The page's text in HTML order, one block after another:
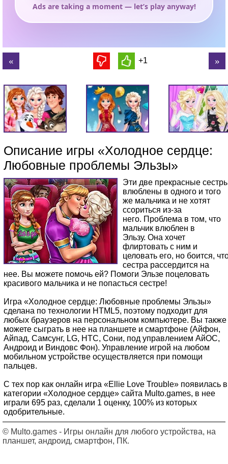
+1
Описание игры «Холодное сердце:
Любовные проблемы Эльзы»
Эти две прекрасные
влюблены в одного и того
же мальчика и не хотят
ссориться из-за
него. Проблема в том, что
мальчик влюблен в
Эльзу. Она хочет
флиртовать с ним и
целовать его, но боится,
сестра рассердится на
нее. Вы можете помочь ей? Помоги Эльзе поцеловать
красивого мальчика и не попасться сестре!
Игра «Холодное сердце: Любовные проблемы Эльзы»
сделана по технологии HTML5, поэтому подходит для
любых браузеров на персональном компьютере. Вы также
можете сыграть в нее на планшете и смартфоне (Айфон,
Айпад, Самсунг, LG, HTC, Сони, под управлением АйОС,
Андроид и Виндовс Фон). Управление игрой на любом
мобильном устройстве осуществляется при помощи
пальцев.
С тех пор как онлайн игра «Ellie Love Trouble» появилась в
категории «Холодное сердце» сайта Multo.games, в нее
играли 695 раз, сделали 1 оценку, 100% из которых
одобрительные.
© Multo.games - Игры онлайн для любого устройства, на
планшет, андроид, смартфон, ПК.